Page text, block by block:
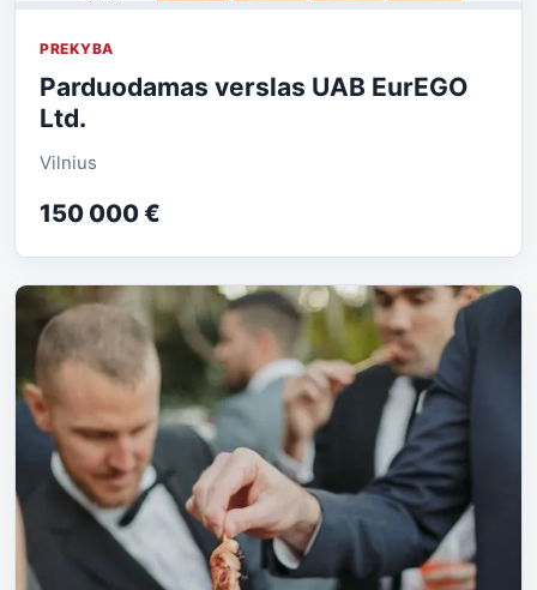
PREKYBA
Parduodamas verslas UAB EurEGO
Ltd.
Vilnius
150 000 €